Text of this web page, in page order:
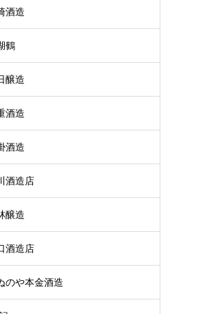
酒造
鶴
醸造
酒造
酒造
酒造店
醸造
酒造店
のや本金酒造